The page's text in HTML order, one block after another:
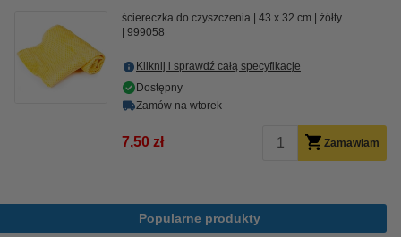
ściereczka do czyszczenia 43 x 32 cm
żółty
999058
Kliknij i sprawdź całą specyfikacje
Dostępny
Zamów na wtorek
7,50 zł Zamawiam
Popularne produkty